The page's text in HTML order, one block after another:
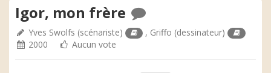
Igor, mon frère
Yves Swolfs (scénariste) , Griffo (dessinateur)
2000
Aucun vote